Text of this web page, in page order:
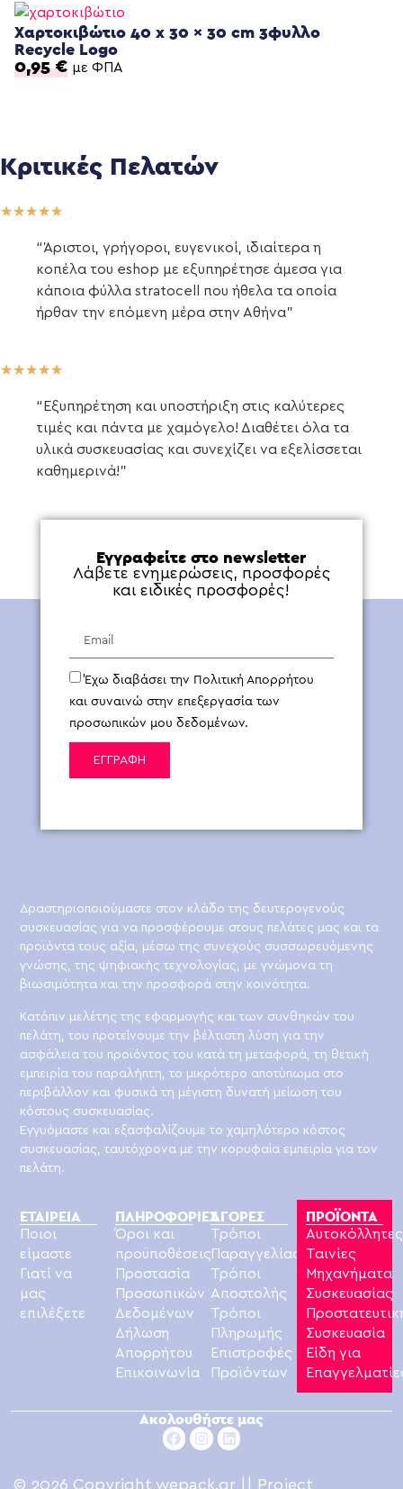
Χαρτοκιβώτιο 40 x 30 x 30 cm 3φυλλο
Recycle Logo
0,95€ με ΦΠΑ
Κριτικές Πελατών
★★★★★
“Άριστοι, γρήγοροι, ευγενικοί, ιδιαίτερα η
κοπέλα του eshop με εξυπηρέτησε άμεσα για
κάποια φύλλα stratocell που ήθελα τα οποία
ήρθαν την επόμενη μέρα στην Αθήνα”
★★★★★
“Εξυπηρέτηση και υποστήριξη στις καλύτερες
τιμές και πάντα με χαμόγελο! Διαθέτει όλα τα
υλικά συσκευασίας και συνεχίζει να εξελίσσεται
καθημερινά!”
Εγγραφείτε στο newsletter
Λάβετε ενημερώσεις, προσφορές
και ειδικές προσφορές!
Έχω διαβάσει την Πολιτική Απορρήτου
και συναινώ στην επεξεργασία των
προσωπικών μου δεδομένων.
ΕΓΓΡΑΦΗ
Δραστηριοποιούμαστε στον κλάδο της δευτερογενούς
συσκευασίας για να προσφέρουμε στους πελάτες μας και τα
προϊόντα τους αξία, μέσω της συνεχούς συσσωρευόμενης
γνώσης, της ψηφιακής τεχνολογίας, με γνώμονα τη
βιωσιμότητα και την προσφορά στην κοινότητα.
Κατόπιν μελέτης της εφαρμογής και των συνθηκών του
πελάτη, του προτείνουμε την βέλτιστη λύση για την
ασφάλεια του προϊόντος του κατά τη μεταφορά, τη θετική
εμπειρία του παραλήπτη, το μικρότερο αποτύπωμα στο
περιβάλλον και φυσικά τη μέγιστη δυνατή μείωση του
κόστους συσκευασίας.
Εγγυόμαστε και εξασφαλίζουμε το χαμηλότερο κόστος
συσκευασίας, ταυτόχρονα με την κορυφαία εμπειρία για τον
πελάτη.
ΕΤΑΙΡΕΙΑ
Ποιοι
είμαστε
Γιατί να
μας
επιλέξετε
ΠΛΗΡΟΦΟΡΙΕΣ
Όροι και
προϋποθέσεις
Προστασία
Προσωπικών
Δεδομένων
Δήλωση
Απορρήτου
Επικοινωνία
ΑΓΟΡΕΣ
Τρόποι
Παραγγελίας
Τρόποι
Αποστολής
Τρόποι
Πληρωμής
Επιστροφές
Προϊόντων
ΠΡΟΪΟΝΤΑ
Αυτοκόλλητες
Ταινίες
Μηχανήματα
Συσκευασίας
Συσκευασία
Είδη για
Ακολουθήστε μας
© 2026 Copyright wepack.gr || Project